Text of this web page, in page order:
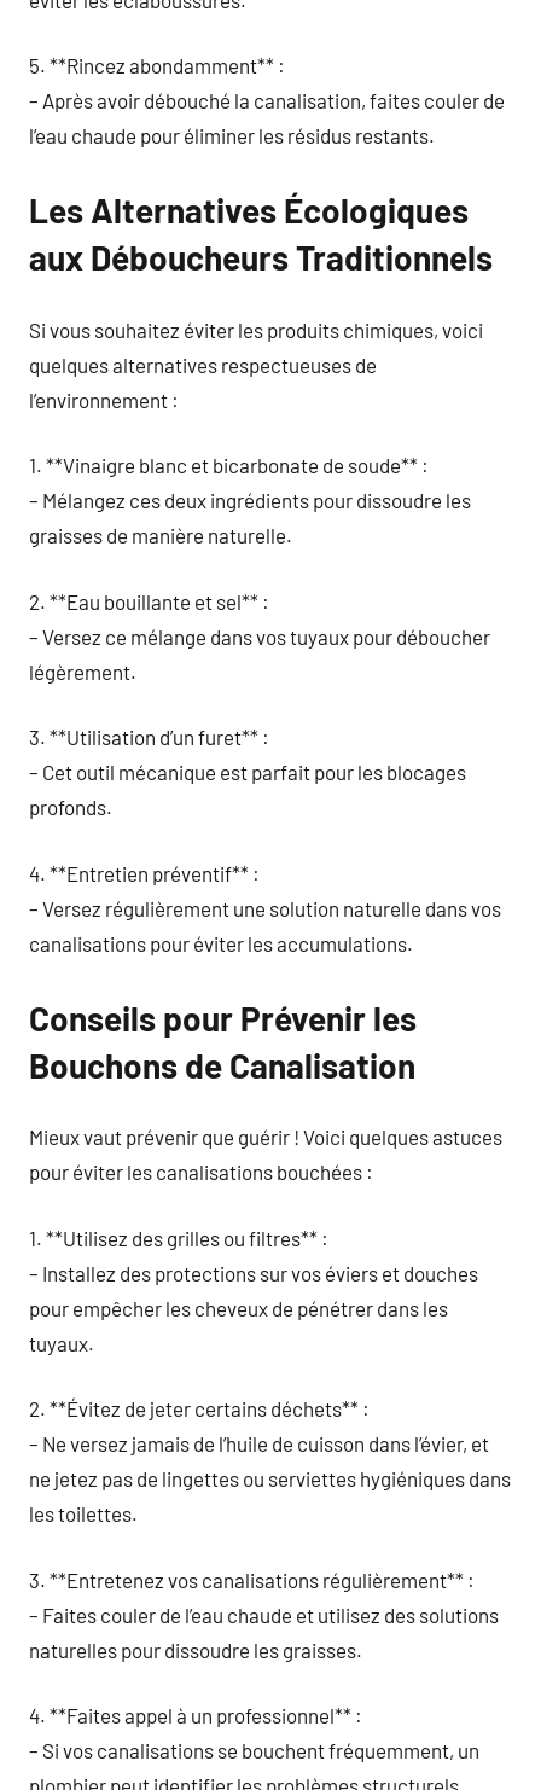
5. **Rincez abondamment** :
– Après avoir débouché la canalisation, faites couler de
l’eau chaude pour éliminer les résidus restants.
Les Alternatives Écologiques
aux Déboucheurs Traditionnels
Si vous souhaitez éviter les produits chimiques, voici
quelques alternatives respectueuses de
l’environnement :
1. **Vinaigre blanc et bicarbonate de soude** :
– Mélangez ces deux ingrédients pour dissoudre les
graisses de manière naturelle.
2. **Eau bouillante et sel** :
– Versez ce mélange dans vos tuyaux pour déboucher
légèrement.
3. **Utilisation d’un furet** :
– Cet outil mécanique est parfait pour les blocages
profonds.
4. **Entretien préventif** :
– Versez régulièrement une solution naturelle dans vos
canalisations pour éviter les accumulations.
Conseils pour Prévenir les
Bouchons de Canalisation
Mieux vaut prévenir que guérir ! Voici quelques astuces
pour éviter les canalisations bouchées :
1. **Utilisez des grilles ou filtres** :
– Installez des protections sur vos éviers et douches
pour empêcher les cheveux de pénétrer dans les
tuyaux.
2. **Évitez de jeter certains déchets** :
– Ne versez jamais de l’huile de cuisson dans l’évier, et
ne jetez pas de lingettes ou serviettes hygiéniques dans
les toilettes.
3. **Entretenez vos canalisations régulièrement** :
– Faites couler de l’eau chaude et utilisez des solutions
naturelles pour dissoudre les graisses.
4. **Faites appel à un professionnel** :
– Si vos canalisations se bouchent fréquemment, un
plombier peut identifier les problèmes structurels.